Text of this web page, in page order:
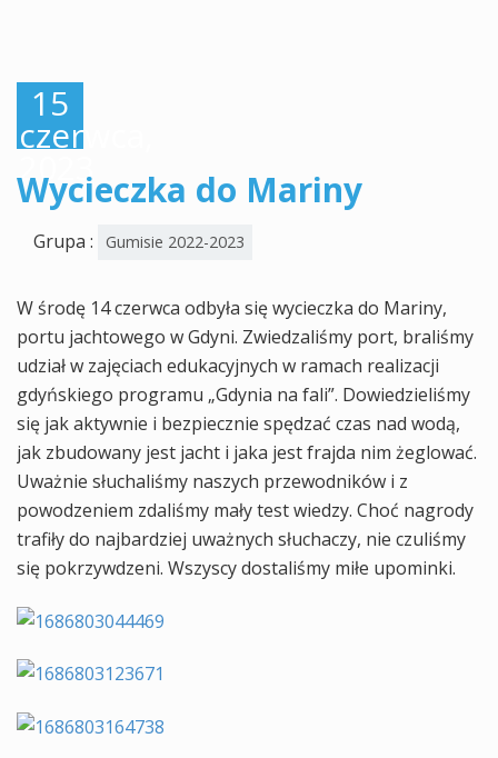
15
czerwca,
2023
Wycieczka do Mariny
Grupa : Gumisie 2022-2023
W środę 14 czerwca odbyła się wycieczka do Mariny,
portu jachtowego w Gdyni. Zwiedzaliśmy port, braliśmy
udział w zajęciach edukacyjnych w ramach realizacji
gdyńskiego programu „Gdynia na fali”. Dowiedzieliśmy
się jak aktywnie i bezpiecznie spędzać czas nad wodą,
jak zbudowany jest jacht i jaka jest frajda nim żeglować.
Uważnie słuchaliśmy naszych przewodników i z
powodzeniem zdaliśmy mały test wiedzy. Choć nagrody
trafiły do najbardziej uważnych słuchaczy, nie czuliśmy
się pokrzywdzeni. Wszyscy dostaliśmy miłe upominki.